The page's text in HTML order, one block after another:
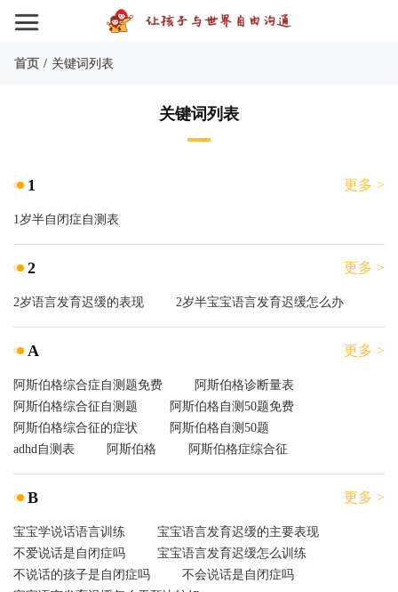
首页 / 关键词列表
关键词列表
1 更多 >
1岁半自闭症自测表
2 更多 >
2岁语言发育迟缓的表现 2岁半宝宝语言发育迟缓怎么办
A 更多 >
阿斯伯格综合症自测题免费
阿斯伯格诊断量表
阿斯伯格综合征自测题
阿斯伯格自测50题免费
阿斯伯格综合征的症状
阿斯伯格自测50题
adhd自测表
阿斯伯格 阿斯伯格症综合征
B 更多 >
宝宝学说话语言训练
宝宝语言发育迟缓的主要表现
不爱说话是自闭症吗
宝宝语言发育迟缓怎么训练
不说话的孩子是自闭症吗
不会说话是自闭症吗